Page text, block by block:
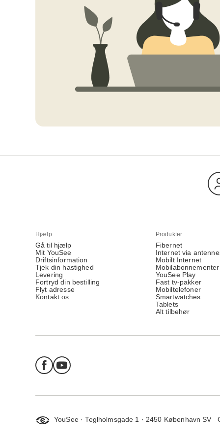
Hjælp
Gå til hjælp
Mit YouSee
Driftsinformation
Tjek din hastighed
Levering
Fortryd din bestilling
Flyt adresse
Kontakt os
Produkter
Fibernet
Internet via
Mobilt Internet
Mobilabonnementer
YouSee Play
Fast tv-pakker
Mobiltelefoner
Smartwatches
Tablets
Alt tilbehør
YouSee · Teglholmsgade 1 · 2450 København SV